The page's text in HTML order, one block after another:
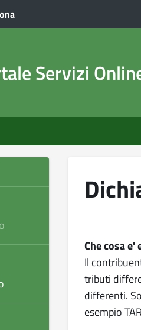
Servizi
Che cosa e'
Il
tributi
differenti.
esempio